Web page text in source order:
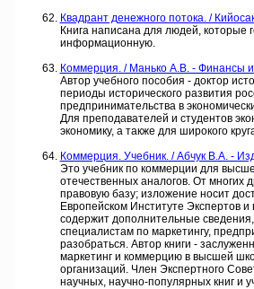
Квадрант денежного потока. /
Книга написана для людей, которые
информационную.
Коммерция. / Манько А.В. - Финансы и
Автор учебного пособия - доктор
периоды исторического развития
предпринимательства в
Для преподавателей и студентов
экономику, а также для широкого
Коммерция. Учебник. / Абчук В.А. -
Это учебник по коммерции для
отечественных аналогов. От многих
правовую базу; изложение носит
Европейском Институте Экспертов и
содержит дополнительные
специалистам по маркетингу,
разобраться. Автор книги -
маркетинг и коммерцию в высшей
организаций. Член Экспертного
научных, научно-популярных книг и